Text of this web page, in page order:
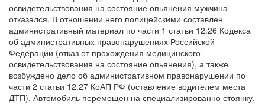
освидетельствования на состояние опьянения мужчина
отказался. В отношении него полицейскими составлен
административный материал по части 1 статьи 12.26 Кодекса
об административных правонарушениях Российской
Федерации (отказ от прохождения медицинского
освидетельствования на состояние опьянения), а также
возбуждено дело об административном правонарушении по
части 2 статьи 12.27 КоАП РФ (оставление водителем места
ДТП). Автомобиль перемещен на специализированно стоянку.